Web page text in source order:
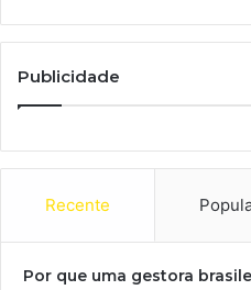
Publicidade
Recente
Por que uma gestora